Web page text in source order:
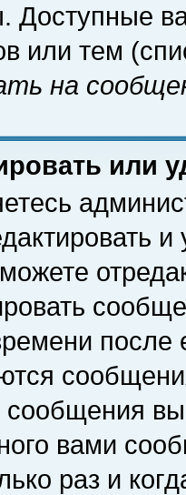
Доступные
или тем
на
или
и
сообщения
вами
раз и